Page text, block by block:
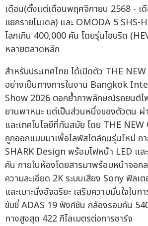
เดือน(ตั้งแต่เดือนพฤศจิกายน 2568 - เ
แยกรายโมเดล) และ OMODA 5 SHS-
โลกเกิน 400,000 คัน โดยรุ่นไฮบริด
หลายตลาดหลัก
สำหรับประเทศไทย ได้เปิดตัว THE
อย่างเป็นทางการในงาน Bangkok
Show 2026 ตอกย้ำภาพลักษณ์รถยนต์ไ
ยานพาหนะ แต่เป็นส่วนหนึ่งของตัวตน ผ่
และเทคโนโลยีที่ทันสมัย โดย THE
ถูกออกแบบมาเพื่อไลฟ์สไตล์คนรุ่นใหม่ ภ
SHARK Design พร้อมไฟหน้า LED แล
คัน ภายในห้องโดยสารมาพร้อมหน้าจอก
ความละเอียด 2K ระบบเสียง Sony ฟิลเ
และเบาะนั่งอัจฉริยะ เสริมความมั่นใจในก
ขับขี่ ADAS 19 ฟังก์ชัน กล้องรอบคัน
ทางสูงสุด 422 กิโลเมตรต่อการชาร์จ